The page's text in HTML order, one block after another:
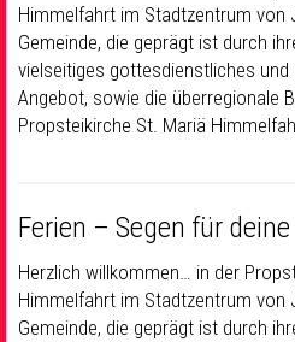
Himmelfahrt im Stadtzentrum von
Gemeinde, die geprägt ist durch
vielseitiges gottesdienstliches
Angebot, sowie die überregionale
Propsteikirche St. Mariä
Ferien – Segen für
Herzlich willkommen… in der
Himmelfahrt im Stadtzentrum von
Gemeinde, die geprägt ist durch